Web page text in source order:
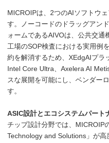
MICROIPは、2つのAIソフトウ
す。ノーコードのドラッグアン
ォームであるAIVOは、公共交通
工場のSOP検査における実用例
約を解消するため、XEdgAIプラ
Intel Core Ultra、Axelera AI
スな展開を可能にし、ベンダー
す。
ASIC設計とエコシステムパート
チップ設計分野では、MICROIP
Technology and Solutions」が